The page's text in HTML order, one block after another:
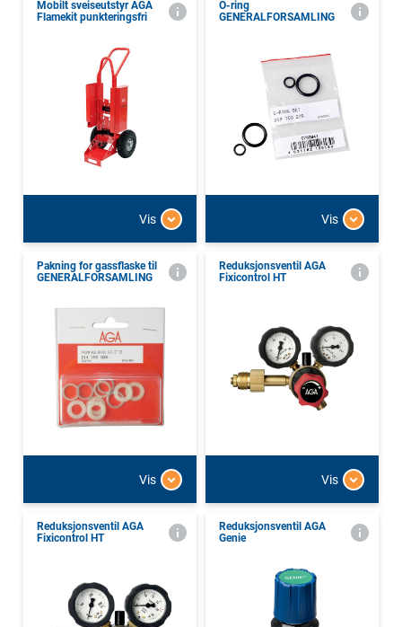
Mobilt sveiseutstyr AGA
Flamekit punkteringsfri
Vis
O-ring
GENERALFORSAMLING
Vis
Pakning for gassflaske til
GENERALFORSAMLING
Vis
Reduksjonsventil AGA
Fixicontrol HT
Vis
Reduksjonsventil AGA
Fixicontrol HT
Reduksjonsventil AGA
Genie